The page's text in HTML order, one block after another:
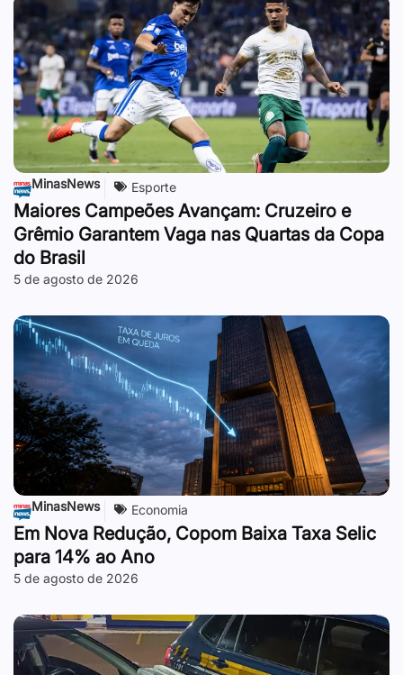
MinasNews Esporte
Maiores Campeões Avançam: Cruzeiro e
Grêmio Garantem Vaga nas Quartas da Copa
do Brasil
5 de agosto de 2026
MinasNews Economia
Em Nova Redução, Copom Baixa Taxa Selic
para 14% ao Ano
5 de agosto de 2026